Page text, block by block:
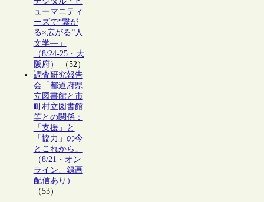
ューマニティ
ーズで“繋が
る×広がる”人
文学―」
（8/24-25・大
阪府）
（52）
調査研究報告
会「都道府県
立図書館と市
町村立図書館
等との関係：
「支援」と
「協力」の今
とこれから」
（8/21・オン
ライン、録画
配信あり）
（53）